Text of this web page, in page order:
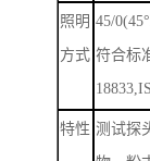
照明
方式
45/0(45
符合标
特性 测试探